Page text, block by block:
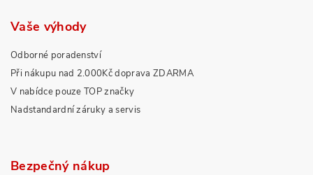
Vaše výhody
Odborné poradenství
Při nákupu nad 2.000Kč doprava ZDARMA
V nabídce pouze TOP značky
Nadstandardní záruky a servis
Bezpečný nákup